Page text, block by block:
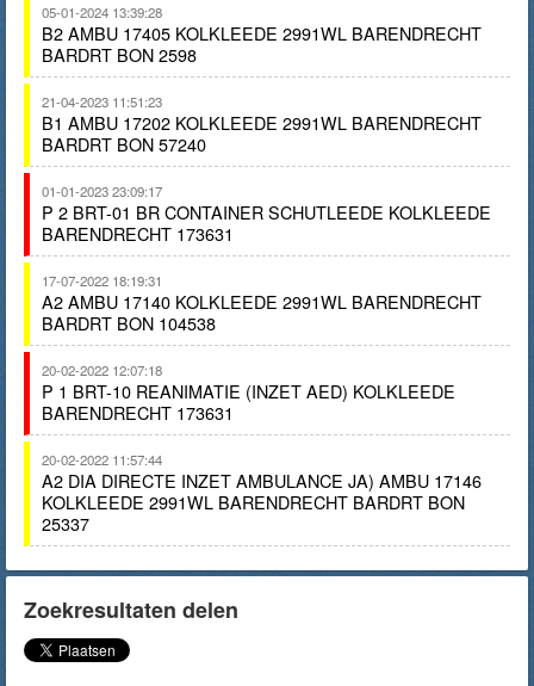
05-01-2024 13:39:28
B2 AMBU 17405 KOLKLEEDE 2991WL BARENDRECHT
BARDRT BON 2598
21-04-2023 11:51:23
B1 AMBU 17202 KOLKLEEDE 2991WL BARENDRECHT
BARDRT BON 57240
01-01-2023 23:09:17
P 2 BRT-01 BR CONTAINER SCHUTLEEDE KOLKLEEDE
BARENDRECHT 173631
17-07-2022 18:19:31
A2 AMBU 17140 KOLKLEEDE 2991WL BARENDRECHT
BARDRT BON 104538
20-02-2022 12:07:18
P 1 BRT-10 REANIMATIE (INZET AED) KOLKLEEDE
BARENDRECHT 173631
20-02-2022 11:57:44
A2 DIA DIRECTE INZET AMBULANCE JA) AMBU 17146
KOLKLEEDE 2991WL BARENDRECHT BARDRT BON
25337
Zoekresultaten delen